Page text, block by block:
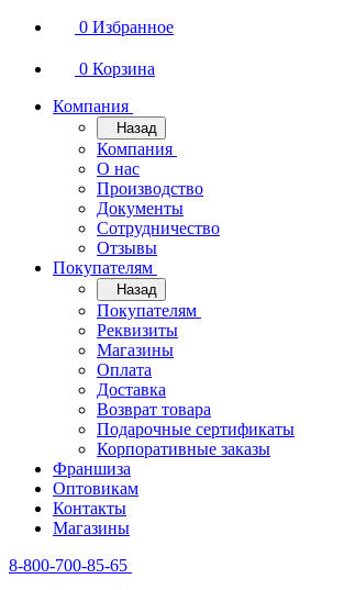
0 Избранное
0 Корзина
Компания
Назад
Компания
О нас
Производство
Документы
Сотрудничество
Отзывы
Покупателям
Назад
Покупателям
Реквизиты
Магазины
Оплата
Доставка
Возврат товара
Подарочные сертификаты
Корпоративные заказы
Франшиза
Оптовикам
Контакты
Магазины
8-800-700-85-65